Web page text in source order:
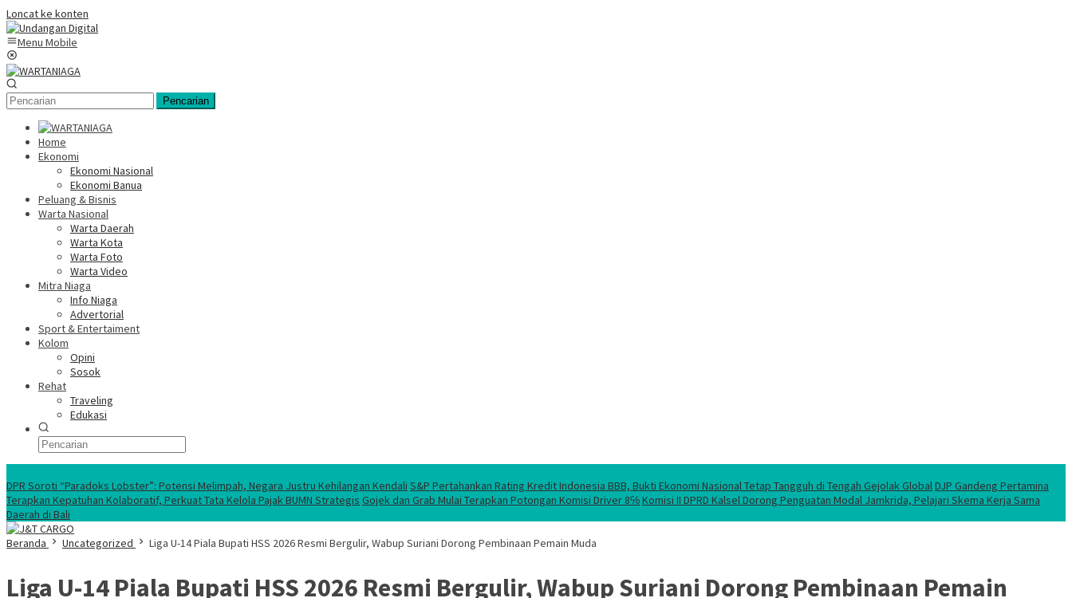
Loncat ke konten
Menu Mobile
Pencarian
Home
Ekonomi
Ekonomi Nasional
Ekonomi Banua
Peluang & Bisnis
Warta Nasional
Warta Daerah
Warta Kota
Warta Foto
Warta Video
Mitra Niaga
Info Niaga
Advertorial
Sport & Entertaiment
Kolom
Opini
Sosok
Rehat
Traveling
Edukasi
DPR Soroti “Paradoks Lobster”: Potensi Melimpah, Negara Justru Kehilangan Kendali S&P Pertahankan Rating Kredit Indonesia BBB, Bukti Ekonomi Nasional Tetap Tangguh di Tengah Gejolak GlobalDJP Gandeng Pertamina
Terapkan Kepatuhan Kolaboratif, Perkuat Tata Kelola Pajak BUMN Strategis Gojek dan Grab Mulai Terapkan Potongan Komisi Driver 8℅Komisi II DPRD Kalsel Dorong Penguatan Modal Jamkrida, Pelajari Skema Kerja Sama
Daerah di Bali
Beranda
Uncategorized Liga U-14 Piala Bupati HSS 2026 Resmi Bergulir, Wabup Suriani Dorong Pembinaan Pemain Muda
Liga U-14 Piala Bupati HSS 2026 Resmi Bergulir, Wabup Suriani Dorong Pembinaan Pemain